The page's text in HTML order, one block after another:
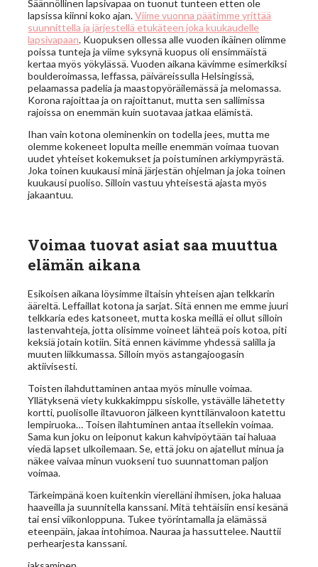
Säännöllinen lapsivapaa on tuonut tunteen etten ole
lapsissa kiinni koko ajan.Viime vuonna päätimme yrittää
suunnittella ja järjestellä etukäteen joka kuukaudelle
lapsivapaan. Kuopuksen ollessa alle vuoden ikäinen olimme
poissa tunteja ja viime syksynä kuopus oli ensimmäistä
kertaa myös yökylässä. Vuoden aikana kävimme esimerkiksi
boulderoimassa, leffassa, päiväreissulla Helsingissä,
pelaamassa padelia ja maastopyöräilemässä ja melomassa.
Korona rajoittaa ja on rajoittanut, mutta sen sallimissa
rajoissa on enemmän kuin suotavaa jatkaa elämistä.
Ihan vain kotona oleminenkin on todella jees, mutta me
olemme kokeneet lopulta meille enemmän voimaa tuovan
uudet yhteiset kokemukset ja poistuminen arkiympyrästä.
Joka toinen kuukausi minä järjestän ohjelman ja joka toinen
kuukausi puoliso. Silloin vastuu yhteisestä ajasta myös
jakaantuu.
Voimaa tuovat asiat saa muuttua
elämän aikana
Esikoisen aikana löysimme iltaisin yhteisen ajan telkkarin
ääreltä. Leffaillat kotona ja sarjat. Sitä ennen me emme juuri
telkkaria edes katsoneet, mutta koska meillä ei ollut silloin
lastenvahteja, jotta olisimme voineet lähteä pois kotoa, piti
keksiä jotain kotiin. Sitä ennen kävimme yhdessä salilla ja
muuten liikkumassa. Silloin myös astangajoogasin
aktiivisesti.
Toisten ilahduttaminen antaa myös minulle voimaa.
Yllätyksenä viety kukkakimppu siskolle, ystävälle lähetetty
kortti, puolisolle iltavuoron jälkeen kynttilänvaloon katettu
lempiruoka… Toisen ilahtuminen antaa itsellekin voimaa.
Sama kun joku on leiponut kakun kahvipöytään tai haluaa
viedä lapset ulkoilemaan. Se, että joku on ajatellut minua ja
näkee vaivaa minun vuokseni tuo suunnattoman paljon
voimaa.
Tärkeimpänä koen kuitenkin vierelläni ihmisen, joka haluaa
haaveilla ja suunnitella kanssani. Mitä tehtäisiin ensi kesänä
tai ensi viikonloppuna. Tukee työrintamalla ja elämässä
eteenpäin, jakaa intohimoa. Nauraa ja hassuttelee. Nauttii
perhearjesta kanssani.